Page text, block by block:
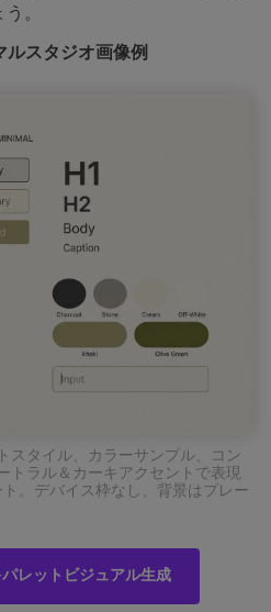
。
スタジオ画像例
スタイル、カラーサンプル、コン
トラル＆カーキアクセントで表現
。デバイス枠なし、背景はプレー
レットビジュアル生成